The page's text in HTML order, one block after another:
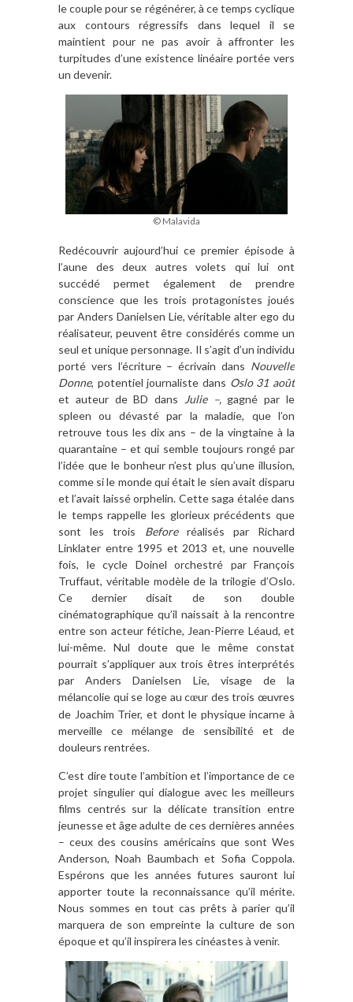
le couple pour se régénérer, à ce temps cyclique
aux contours régressifs dans lequel il se
maintient pour ne pas avoir à affronter les
turpitudes d’une existence linéaire portée vers
un devenir.
© Malavida
Redécouvrir aujourd’hui ce premier épisode à
l’aune des deux autres volets qui lui ont
succédé permet également de prendre
conscience que les trois protagonistes joués
par Anders Danielsen Lie, véritable alter ego du
réalisateur, peuvent être considérés comme un
seul et unique personnage. Il s’agit d’un individu
porté vers l’écriture – écrivain dans Nouvelle
Donne, potentiel journaliste dans Oslo 31 août
et auteur de BD dans
Julie –,gagné par le
spleen ou dévasté par la maladie, que l’on
retrouve tous les dix ans – de la vingtaine à la
quarantaine – et qui semble toujours rongé par
l’idée que le bonheur n’est plus qu’une illusion,
comme si le monde qui était le sien avait disparu
et l’avait laissé orphelin. Cette saga étalée dans
le temps rappelle les glorieux précédents que
sont les trois Before réalisés par Richard
Linklater entre 1995 et 2013 et, une nouvelle
fois, le cycle Doinel orchestré par François
Truffaut, véritable modèle de la trilogie d’Oslo.
Ce dernier disait de son double
cinématographique qu’il naissait à la rencontre
entre son acteur fétiche, Jean-Pierre Léaud, et
lui-même. Nul doute que le même constat
pourrait s’appliquer aux trois êtres interprétés
par Anders Danielsen Lie, visage de la
mélancolie qui se loge au cœur des trois œuvres
de Joachim Trier, et dont le physique incarne à
merveille ce mélange de sensibilité et de
douleurs rentrées.
C’est dire toute l’ambition et l’importance de ce
projet singulier qui dialogue avec les meilleurs
films centrés sur la délicate transition entre
jeunesse et âge adulte de ces dernières années
– ceux des cousins américains que sont Wes
Anderson, Noah Baumbach et Sofia Coppola.
Espérons que les années futures sauront lui
apporter toute la reconnaissance qu’il mérite.
Nous sommes en tout cas prêts à parier qu’il
marquera de son empreinte la culture de son
époque et qu’il inspirera les cinéastes à venir.